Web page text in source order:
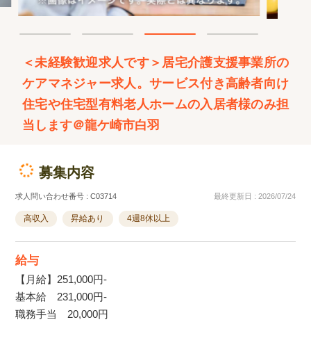
＜未経験歓迎求人です＞居宅介護支援事業所の
ケアマネジャー求人。サービス付き高齢者向け
住宅や住宅型有料老人ホームの入居者様のみ担
当します＠龍ケ崎市白羽
募集内容
求人問い合わせ番号 : C03714 最終更新日 : 2026/07/24
高収入 昇給あり 4週8休以上
給与
【月給】251,000円-
基本給 231,000円-
職務手当 20,000円